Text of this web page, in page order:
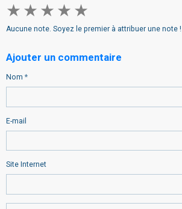
★ ★ ★ ★ ★
Aucune note. Soyez le premier à attribuer une note !
Ajouter un commentaire
Nom
E-mail
Site Internet